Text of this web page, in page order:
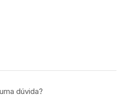
dúvida?